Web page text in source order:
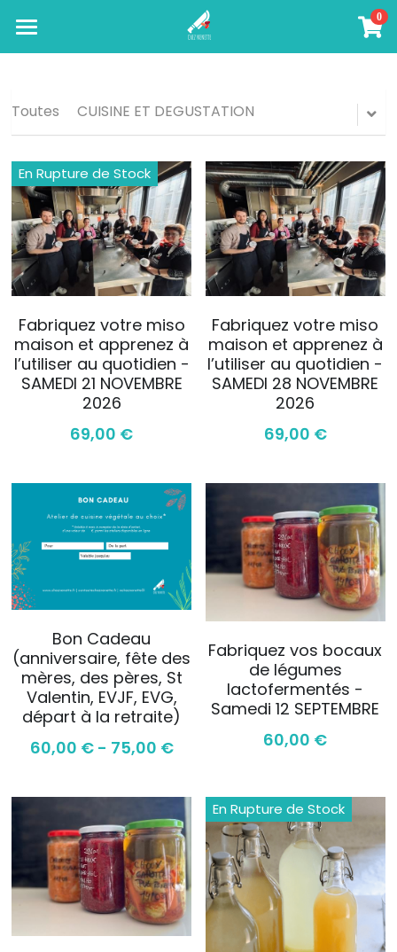
0
A PROPOS
PROFESSIONNELS
TEAM BUILDING
FORMATION CUISINE VEGETALE
CREATION DE RECETTES
ATELIERS
AVIS CLIENTS
Connexion/S'inscrire
MON PROJET
Toutes CUISINE ET DEGUSTATION
En Rupture de Stock
Fabriquez votre miso
maison et apprenez à
l’utiliser au quotidien -
SAMEDI 21 NOVEMBRE
2026
69,00 €
Fabriquez votre miso
maison et apprenez à
l’utiliser au quotidien -
SAMEDI 28 NOVEMBRE
2026
69,00 €
Bon Cadeau
(anniversaire, fête des
mères, des pères, St
Valentin, EVJF, EVG,
départ à la retraite)
60,00 € - 75,00 €
Fabriquez vos bocaux
de légumes
lactofermentés -
Samedi 12 SEPTEMBRE
60,00 €
En Rupture de Stock
×
LES CATÉGORIES DE LA BOUTIQUE